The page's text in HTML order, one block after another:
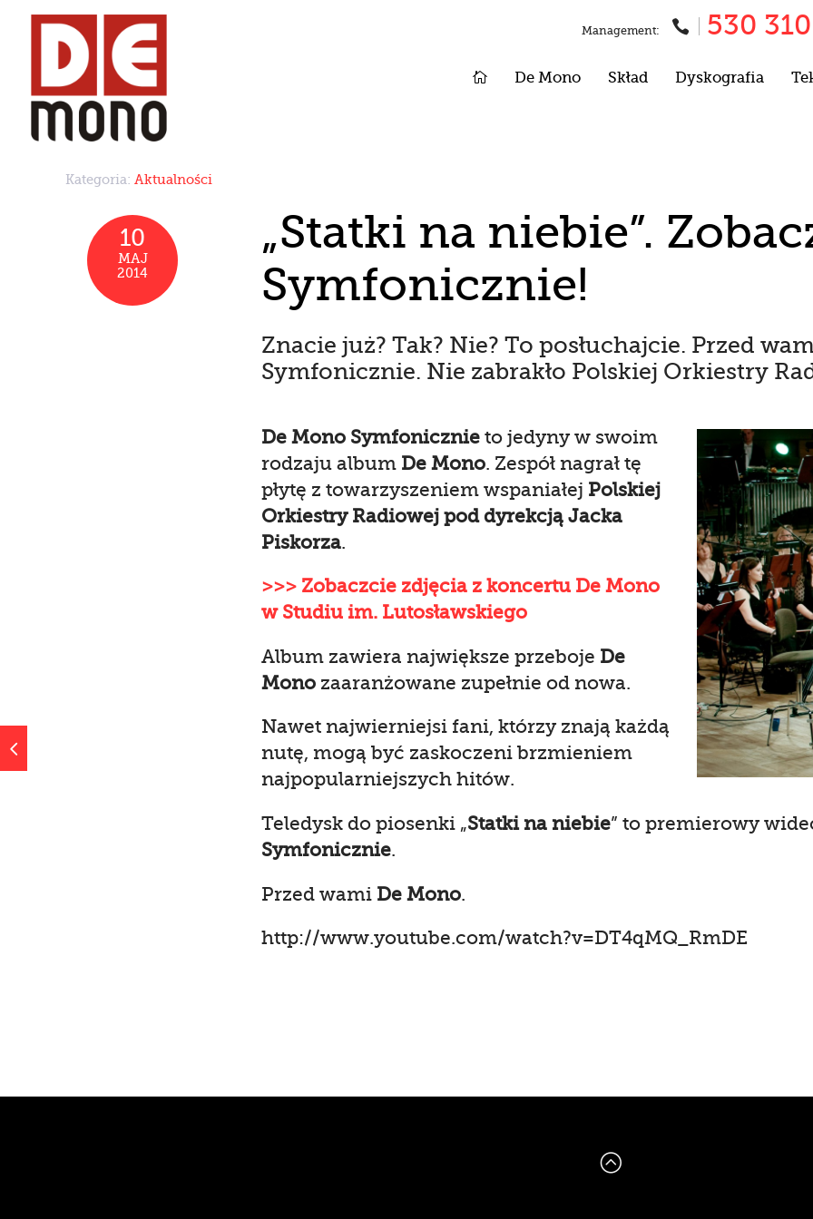
Management:  530
 De Mono Skład Dyskografia
4
Kategoria: Aktualności
10
MAJ
2014
„Statki na niebie”.
Symfonicznie!
Znacie już? Tak? Nie? To posłuchajcie. Przed
Symfonicznie. Nie zabrakło Polskiej Orkiestry
De Mono Symfonicznie to jedyny w swoim
rodzaju album De Mono. Zespół nagrał tę
płytę z towarzyszeniem wspaniałej Polskiej
Orkiestry Radiowej pod dyrekcją Jacka
Piskorza.
>>> Zobaczcie zdjęcia z koncertu De Mono
w Studiu im. Lutosławskiego
Album zawiera największe przeboje De
Mono zaaranżowane zupełnie od nowa.
Nawet najwierniejsi fani, którzy znają każdą
nutę, mogą być zaskoczeni brzmieniem
najpopularniejszych hitów.
Teledysk do piosenki „Statki na niebie” to premierowy
Symfonicznie.
Przed wami De Mono.
http://www.youtube.com/watch?v=DT4qMQ_RmDE
: